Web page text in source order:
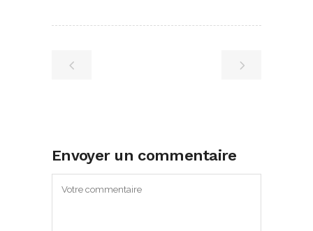
Envoyer un commentaire